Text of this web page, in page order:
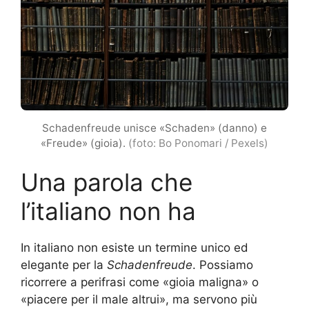
Schadenfreude unisce «Schaden» (danno) e
«Freude» (gioia). (foto: Bo Ponomari / Pexels)
Una parola che
l’italiano non ha
In italiano non esiste un termine unico ed
elegante per la Schadenfreude. Possiamo
ricorrere a perifrasi come «gioia maligna» o
«piacere per il male altrui», ma servono più